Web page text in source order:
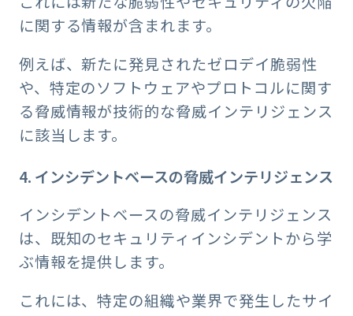
に関する情報が含まれます。
例えば、新たに発見されたゼロデイ脆弱性
や、特定のソフトウェアやプロトコルに関す
る脅威情報が技術的な脅威インテリジェンス
に該当します。
4. インシデントベースの脅威インテリジェンス
インシデントベースの脅威インテリジェンス
は、既知のセキュリティインシデントから学
ぶ情報を提供します。
これには、特定の組織や業界で発生したサイ